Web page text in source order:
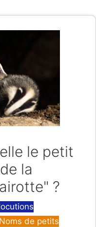
le petit
la
?
Noms de petits